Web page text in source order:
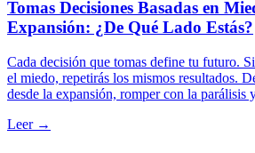
Tomas Decisiones Basadas en
Expansión: ¿De Qué Lado Estás?
Cada decisión que tomas define tu futuro.
el miedo, repetirás los mismos resultados.
desde la expansión, romper con la parálisis
Leer →